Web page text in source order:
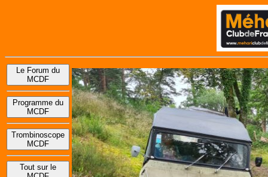
Le Forum du
MCDF
Programme du
MCDF
Trombinoscope
MCDF
Tout sur le